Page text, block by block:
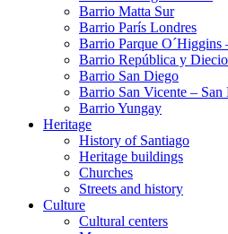
Barrio Matta Sur
Barrio Parí­s Londres
Barrio Parque
Barrio República y
Barrio San Diego
Barrio San Vicente – San
Barrio Yungay
Heritage
History of Santiago
Heritage buildings
Churches
Streets and history
Culture
Cultural centers